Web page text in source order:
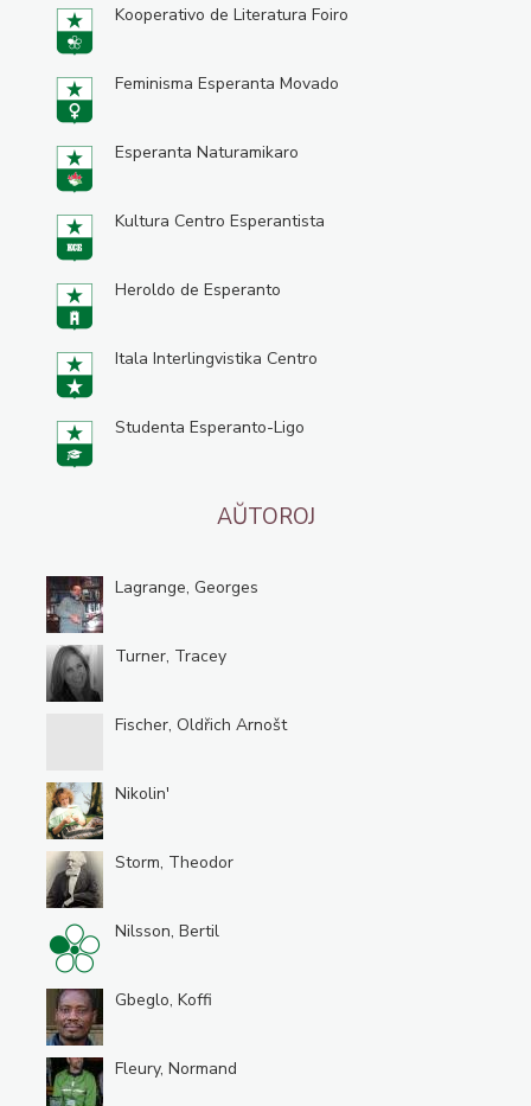
Kooperativo de Literatura Foiro
Feminisma Esperanta Movado
Esperanta Naturamikaro
Kultura Centro Esperantista
Heroldo de Esperanto
Itala Interlingvistika Centro
Studenta Esperanto-Ligo
AŬTOROJ
Lagrange, Georges
Turner, Tracey
Fischer, Oldřich Arnošt
Nikolin'
Storm, Theodor
Nilsson, Bertil
Gbeglo, Koffi
Fleury, Normand